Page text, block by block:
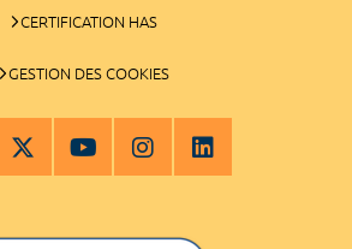
CERTIFICATION HAS
GESTION DES COOKIES